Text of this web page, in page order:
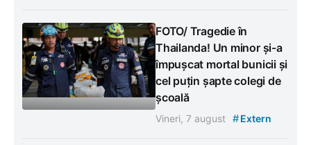
FOTO/ Tragedie în
Thailanda! Un minor și-a
împușcat mortal bunicii și
cel puțin șapte colegi de
școală
Vineri, 7 august #Extern